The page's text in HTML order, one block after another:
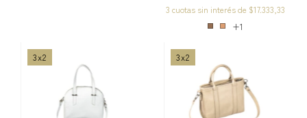
3 cuotas sin interés de $17.333,33
+1
3x2 3x2